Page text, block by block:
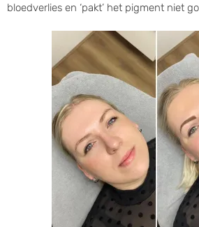
bloedverlies en ‘pakt’ het pigment niet